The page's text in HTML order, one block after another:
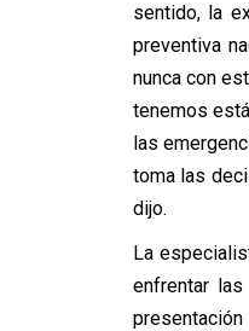
sentido, la
preventiva
nunca con
tenemos
las
toma las
dijo.
La
enfrentar